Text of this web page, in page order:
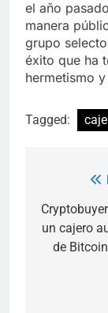
el año
manera
grupo
éxito que ha
hermetismo
Tagged:
un cajero
de